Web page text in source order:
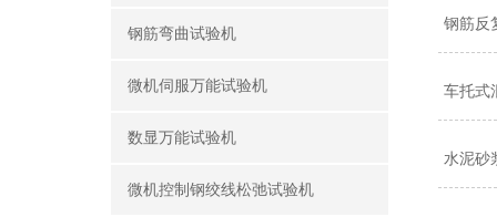
钢筋弯曲试验机
微机伺服万能试验机
数显万能试验机
微机控制钢绞线松弛试验机
钢筋反
车托式
水泥砂